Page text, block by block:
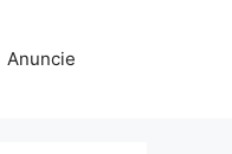
Anuncie